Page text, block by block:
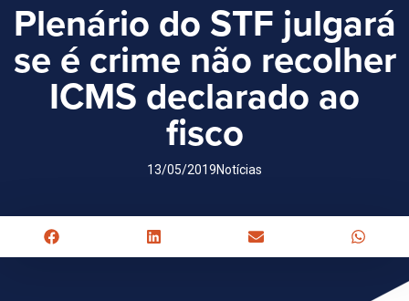
Plenário do STF julgará
se é crime não recolher
ICMS declarado ao
fisco
13/05/2019Notícias